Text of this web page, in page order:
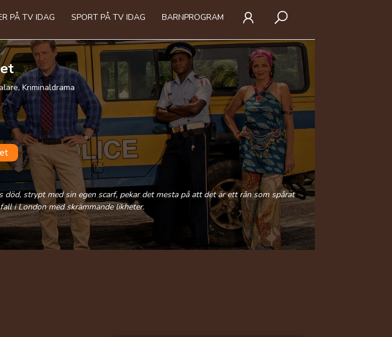
PÅ TV IDAG SPORT PÅ TV IDAG BARNPROGRAM
Kriminaldrama
död, strypt med sin egen scarf, pekar det mesta på att det är ett rån som spårat
i London med skrämmande likheter.